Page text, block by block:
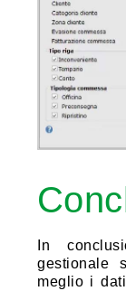
In
gestionale
meglio i